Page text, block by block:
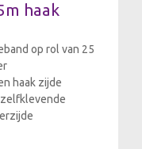
haak
op rol van 25
haak zijde